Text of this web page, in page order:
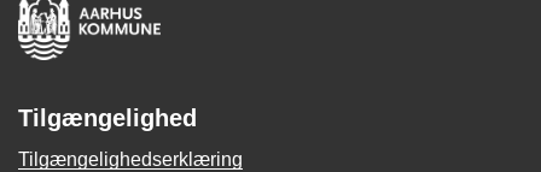
Tilgængelighed
Tilgængelighedserklæring